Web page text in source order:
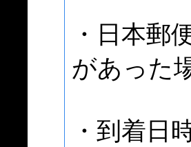
・日本郵
があった
・到着日